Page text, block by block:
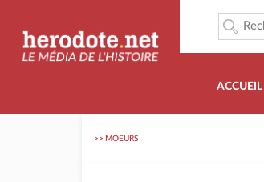
ACCUEIL
>> MOEURS